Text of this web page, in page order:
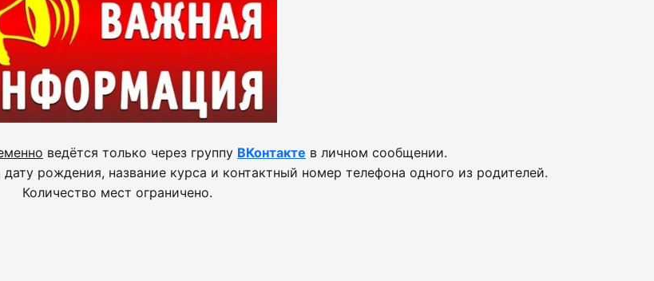
ведётся только через группу ВКонтакте в личном сообщении.
рождения, название курса и контактный номер телефона одного из родителей.
Количество мест ограничено.